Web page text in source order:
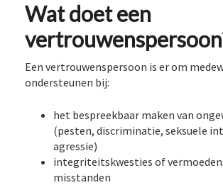
Wat doet een
Een vertrouwenspersoon is er om
ondersteunen bij:
het bespreekbaar maken van
(pesten, discriminatie, seksuele
agressie)
integriteitskwesties of
misstanden